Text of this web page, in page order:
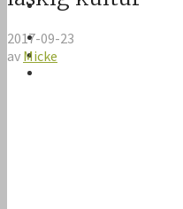
Facebook
Första sidan
Om Semper Miles
2017-09-23
av Micke